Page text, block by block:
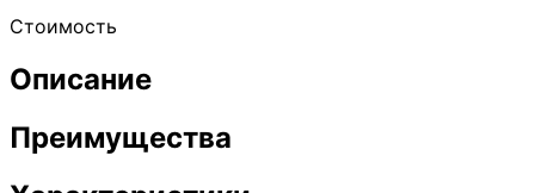
Стоимость
Описание
Преимущества